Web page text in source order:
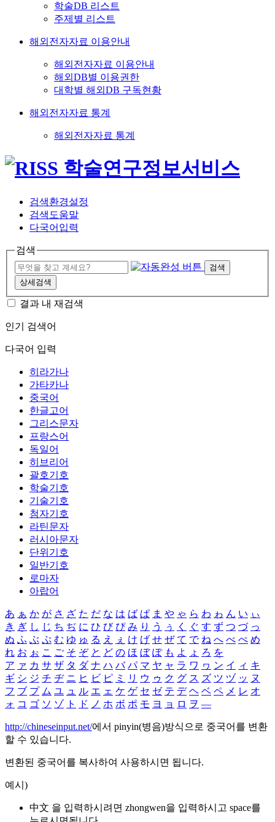
학술DB 리스트
주제별 리스트
해외전자자료 이용안내
해외전자자료 이용안내
해외DB별 이용권한
대학별 해외DB 구독현황
해외전자자료 통계
해외전자자료 통계
검색환경설정
검색도움말
다국어입력
검색
검색
상세검색
결과 내 재검색
인기 검색어
다국어 입력
히라가나
가타카나
중국어
한글고어
그리스문자
프랑스어
독일어
히브리어
괄호기호
학술기호
기술기호
첨자기호
라틴문자
러시아문자
단위기호
일반기호
로마자
아랍어
あ ぁ か が さ ざ た だ な は ば ぱ ま や ゃ ら わ ゎ ん い ぃ
き ぎ し じ ち ぢ に ひ び ぴ み り う ぅ く ぐ す ず つ づ っ
ぬ ふ ぶ ぷ む ゆ ゅ る え ぇ け げ せ ぜ て で ね へ べ ぺ め
れ お ぉ こ ご そ ぞ と ど の ほ ぼ ぽ も よ ょ ろ を
ア ァ カ サ ザ タ ダ ナ ハ バ パ マ ヤ ャ ラ ワ ヮ ン イ ィ キ
ギ シ ジ チ ヂ ニ ヒ ビ ピ ミ リ ウ ゥ ク グ ス ズ ツ ヅ ッ ヌ
フ ブ プ ム ユ ュ ル エ ェ ケ ゲ セ ゼ テ デ ヘ ベ ペ メ レ オ
ォ コ ゴ ソ ゾ ト ド ノ ホ ボ ポ モ ヨ ョ ロ ヲ ―
http://chineseinput.net/에서 pinyin(병음)방식으로 중국어를 변환
할 수 있습니다.
변환된 중국어를 복사하여 사용하시면 됩니다.
예시)
中文 을 입력하시려면 zhongwen을 입력하시고 space를